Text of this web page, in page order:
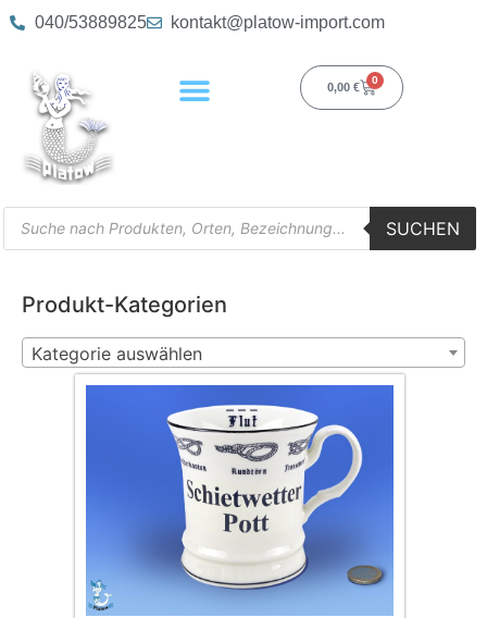
040/53889825 kontakt@platow-import.com
0,00 €
0
SUCHEN
Produkt-Kategorien
Kategorie auswählen